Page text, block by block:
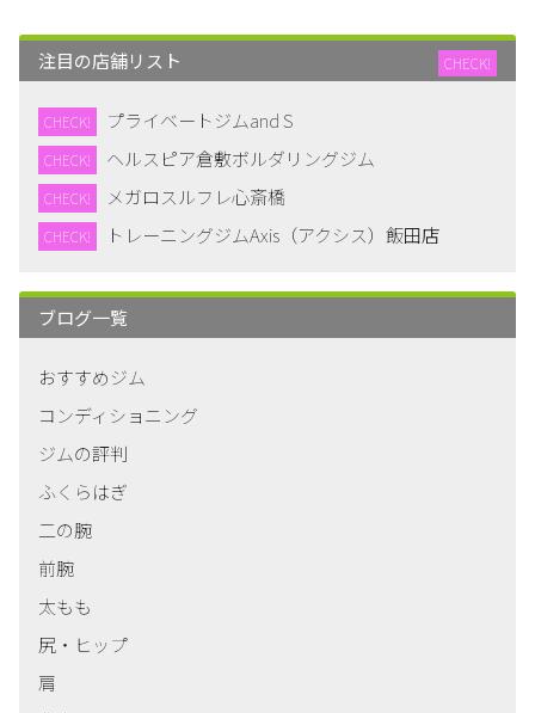
注目の店舗リスト CHECK!
CHECK! プライベートジムand S
CHECK! ヘルスピア倉敷ボルダリングジム
CHECK! メガロスルフレ心斎橋
CHECK! トレーニングジムAxis（アクシス）飯田店
ブログ一覧
おすすめジム
コンディショニング
ジムの評判
ふくらはぎ
二の腕
前腕
太もも
尻・ヒップ
肩